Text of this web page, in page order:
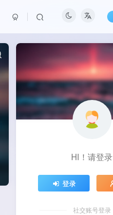
HI！请登录
登录
社交账号登录